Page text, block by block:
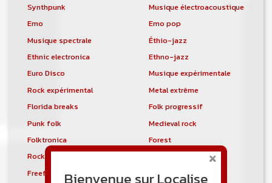
Synthpunk
Musique électroacoustique
Emo
Emo pop
Musique spectrale
Éthio-jazz
Ethnic electronica
Ethno-jazz
Euro Disco
Musique expérimentale
Rock expérimental
Metal extrême
Florida breaks
Folk progressif
Punk folk
Medieval rock
Folktronica
Forest
Rock progressif français
Freeform hardcore
Freestyle
Bienvenue sur Localise